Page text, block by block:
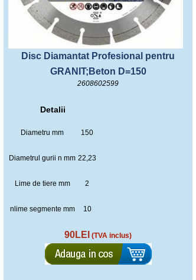
Disc Diamantat Profesional pentru
GRANIT;Beton D=150
2608602599
Detalii
Diametru mm 150
Diametrul gurii n mm 22,23
Lime de tiere mm 2
nlime segmente mm 10
90LEI (TVA inclus)